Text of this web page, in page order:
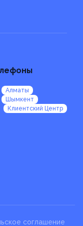
Алматы
Шымкент
Клиентский Центр
соглашение